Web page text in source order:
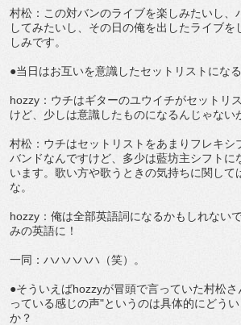
村松：この対バンのライブを楽しみたいし、
してみたいし、その日の俺を出したライブを
しみです。
●当日はお互いを意識したセットリストにな
hozzy：ウチはギターのユウイチがセットリ
けど、少しは意識したものになるんじゃない
村松：ウチはセットリストをあまりフレキシ
バンドなんですけど、多少は藍坊主シフトに
います。歌い方や歌うときの気持ちに関して
な。
hozzy：俺は全部英語詞になるかもしれない
みの英語に！
一同：ハハハハハ（笑）。
●そういえばhozzyが冒頭で言っていた村松
っている感じの声"というのは具体的にどう
か？